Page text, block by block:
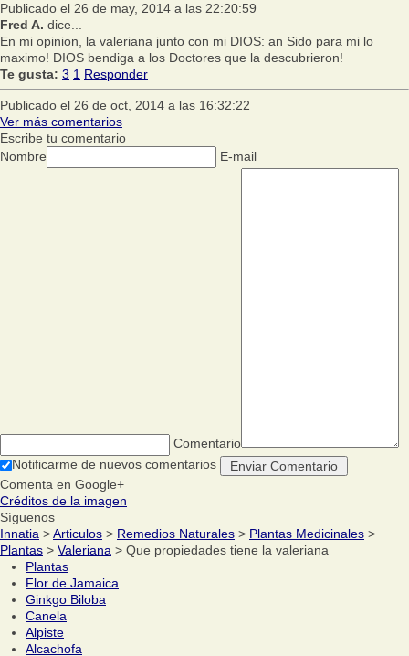
Publicado el 26 de may, 2014 a las 22:20:59
Fred A. dice...
En mi opinion, la valeriana junto con mi DIOS: an Sido para mi lo
maximo! DIOS bendiga a los Doctores que la descubrieron!
Te gusta: 3 1 Responder
Publicado el 26 de oct, 2014 a las 16:32:22
Ver más comentarios
Escribe tu comentario
Nombre
E-mail
Comentario
Notificarme de nuevos comentarios
Comenta en Google+
Créditos de la imagen
Síguenos
Innatia >Articulos > Remedios Naturales > Plantas Medicinales >
Plantas > Valeriana > Que propiedades tiene la valeriana
Plantas
Flor de Jamaica
Ginkgo Biloba
Canela
Alpiste
Alcachofa